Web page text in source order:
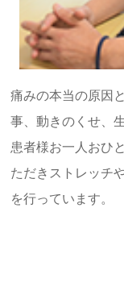
痛みの本当の原因
事、動きのくせ、
患者様お一人おひ
ただきストレッチ
を行っています。